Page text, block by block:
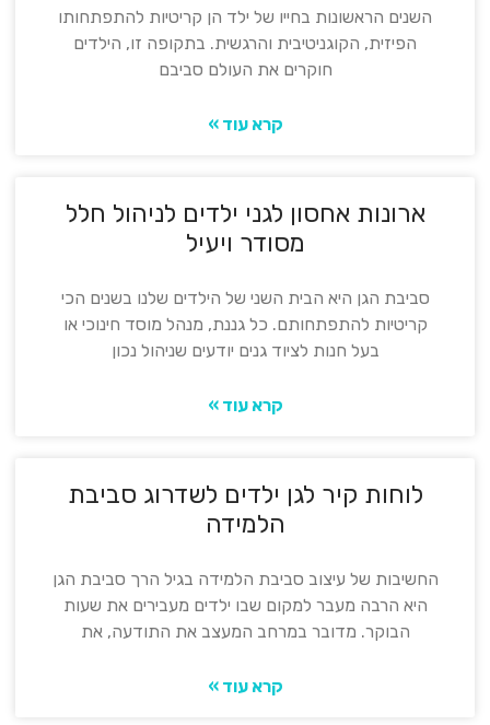
השנים הראשונות בחייו של ילד הן קריטיות להתפתחותו
הפיזית, הקוגניטיבית והרגשית. בתקופה זו, הילדים
חוקרים את העולם סביבם
קרא עוד »
ארונות אחסון לגני ילדים לניהול חלל
מסודר ויעיל
סביבת הגן היא הבית השני של הילדים שלנו בשנים הכי
קריטיות להתפתחותם. כל גננת, מנהל מוסד חינוכי או
בעל חנות לציוד גנים יודעים שניהול נכון
קרא עוד »
לוחות קיר לגן ילדים לשדרוג סביבת
הלמידה
החשיבות של עיצוב סביבת הלמידה בגיל הרך סביבת הגן
היא הרבה מעבר למקום שבו ילדים מעבירים את שעות
הבוקר. מדובר במרחב המעצב את התודעה, את
קרא עוד »